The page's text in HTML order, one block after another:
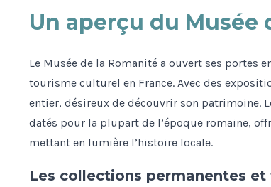
Un aperçu du Musée
Le Musée de la Romanité a ouvert ses portes
tourisme culturel en France. Avec des
entier, désireux de découvrir son patrimoine.
datés pour la plupart de l’époque romaine,
mettant en lumière l’histoire locale.
Les collections permanentes